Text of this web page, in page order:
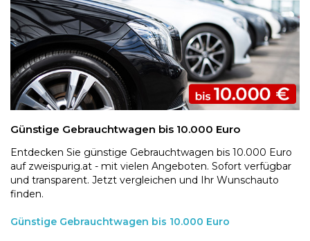
Günstige Gebrauchtwagen bis 10.000 Euro
Entdecken Sie günstige Gebrauchtwagen bis 10.000 Euro
auf zweispurig.at - mit vielen Angeboten. Sofort verfügbar
und transparent. Jetzt vergleichen und Ihr Wunschauto
finden.
Günstige Gebrauchtwagen bis 10.000 Euro